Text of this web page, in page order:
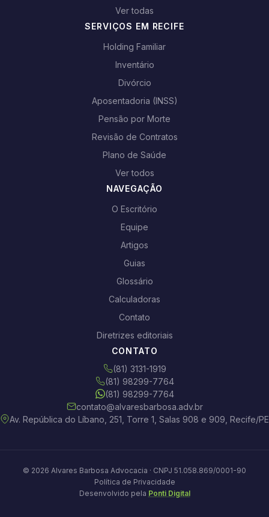
Ver todas
SERVIÇOS EM RECIFE
Holding Familiar
Inventário
Divórcio
Aposentadoria (INSS)
Pensão por Morte
Revisão de Contratos
Plano de Saúde
Ver todos
NAVEGAÇÃO
O Escritório
Equipe
Artigos
Guias
Glossário
Calculadoras
Contato
Diretrizes editoriais
CONTATO
(81) 3131-1919
(81) 98299-7764
(81) 98299-7764
contato@alvaresbarbosa.adv.br
Av. República do Líbano, 251, Torre 1, Salas 908 e 909, Recife/PE
© 2026 Alvares Barbosa Advocacia · CNPJ 51.058.869/0001-90
Política de Privacidade
Desenvolvido pela Ponti Digital